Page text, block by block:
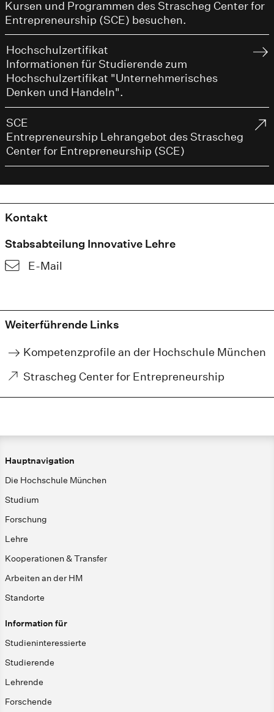
Kursen und Programmen des Strascheg Center for
Entrepreneurship (SCE) besuchen.
Hochschulzertifikat
Informationen für Studierende zum
Hochschulzertifikat "Unternehmerisches
Denken und Handeln".
SCE
Entrepreneurship Lehrangebot des Strascheg
Center for Entrepreneurship (SCE)
Kontakt
Stabsabteilung Innovative Lehre
E-Mail
Weiterführende Links
Kompetenzprofile an der Hochschule München
Strascheg Center for Entrepreneurship
Hauptnavigation
Die Hochschule München
Studium
Forschung
Lehre
Kooperationen & Transfer
Arbeiten an der HM
Standorte
Information für
Studieninteressierte
Studierende
Lehrende
Forschende